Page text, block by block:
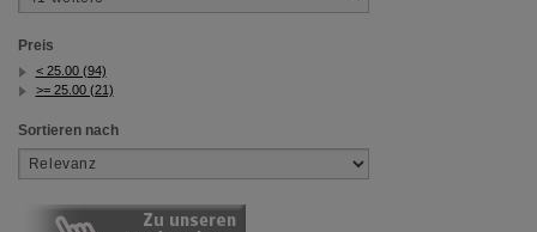
Preis
< 25.00 (94)
>= 25.00 (21)
Sortieren nach